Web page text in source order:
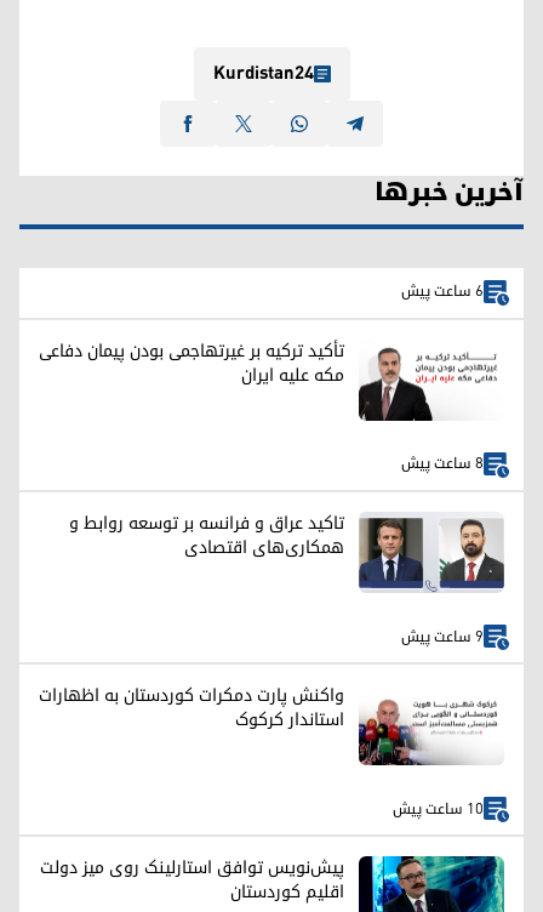
Kurdistan24
آخرین خبرها
6 ساعت پیش
تأکید ترکیه بر غیرتهاجمی بودن پیمان دفاعی
مکه علیه ایران
8 ساعت پیش
تاکید عراق و فرانسه بر توسعه روابط و
همکاری‌های اقتصادی
9 ساعت پیش
واکنش پارت دمکرات کوردستان به اظهارات
استاندار کرکوک
10 ساعت پیش
پیش‌نویس توافق استارلینک روی میز دولت
اقلیم کوردستان